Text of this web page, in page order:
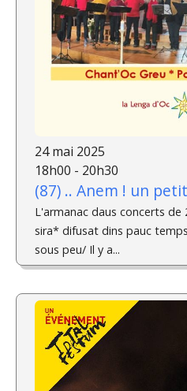
24 mai 2025
18h00 - 20h30
(87) .. Anem ! un
L'armanac daus concerts de
sira* difusat dins pauc
sous peu/ Il y a...